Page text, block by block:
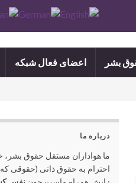
بشر اعضای فعال شبکه
درباره ما
ما هواداران مستقل حقوق بشر،
احترام به حقوق ذاتی (حقوقی